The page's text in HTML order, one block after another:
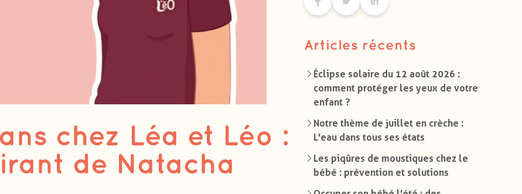
chez Léa et Léo :
de Natacha
Articles récents
Éclipse solaire du 12 août 2026 :
comment protéger les yeux de votre
enfant ?
Notre thème de juillet en crèche :
L'eau dans tous ses états
Les piqûres de moustiques chez le
bébé : prévention et solutions